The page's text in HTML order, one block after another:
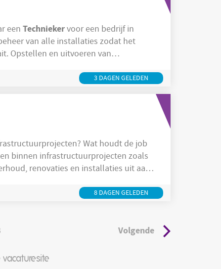
een Techniekervoor een bedrijf in
van alle installaties zodat het
Operatoren
3 DAGEN GELEDEN
Wat houdt de job
8 DAGEN GELEDEN
Volgende